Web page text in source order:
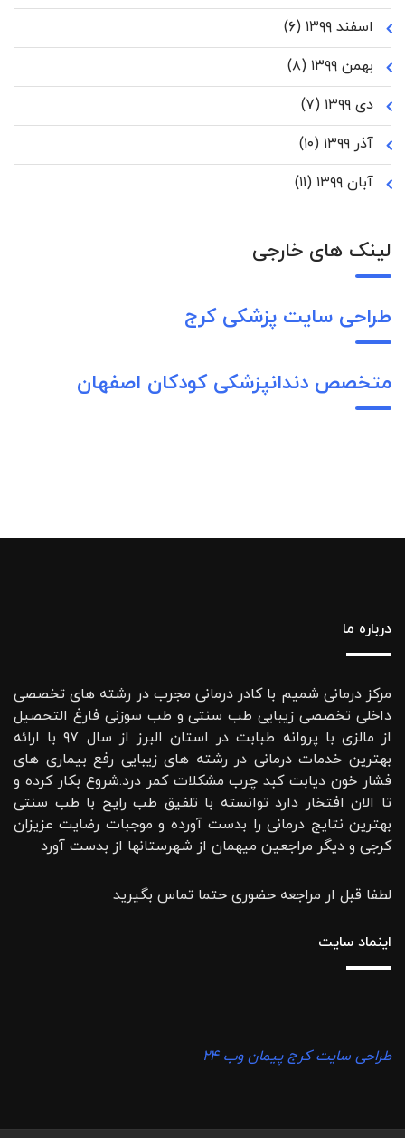
اسفند ۱۳۹۹
(۶)
بهمن ۱۳۹۹
(۸)
دی ۱۳۹۹
(۷)
آذر ۱۳۹۹
(۱۰)
آبان ۱۳۹۹
(۱۱)
لینک های خارجی
طراحی سایت پزشکی کرج
متخصص دندانپزشکی کودکان اصفهان
درباره ما
مرکز درمانی شمیم با کادر درمانی مجرب در رشته های تخصصی
داخلی تخصصی زیبایی طب سنتی و طب سوزنی فارغ التحصیل
از مالزی با پروانه طبابت در استان البرز از سال ۹۷ با ارائه
بهترین خدمات درمانی در رشته‌ های زیبایی رفع بیماری های
فشار خون دیابت کبد چرب مشکلات کمر درد.شروع بکار کرده و
تا الان افتخار دارد توانسته با تلفیق طب رایج با طب سنتی
بهترین نتایج درمانی را بدست آورده و موجبات رضایت عزیزان
کرجی و دیگر مراجعین میهمان از شهرستانها از بدست آورد
لطفا قبل ار مراجعه حضوری حتما تماس بگیرید
اینماد سایت
طراحی سایت کرج پیمان وب ۲۴